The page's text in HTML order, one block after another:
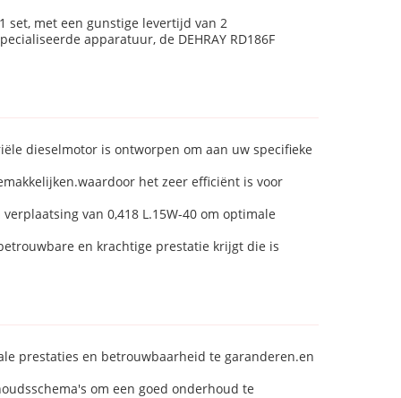
set, met een gunstige levertijd van 2
apparatuur, de DEHRAY RD186F
dieselmotor is ontworpen om aan uw specifieke
het zeer efficiënt is voor
van 0,418 L.15W-40 om optimale
en krachtige prestatie krijgt die is
prestaties en betrouwbaarheid te garanderen.en
om een goed onderhoud te